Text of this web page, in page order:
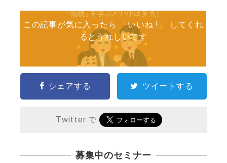
この記事が気に入ったら 「いいね !」 してくれ
るとうれしいです
シェアする ツイートする
Twitter で
募集中のセミナー